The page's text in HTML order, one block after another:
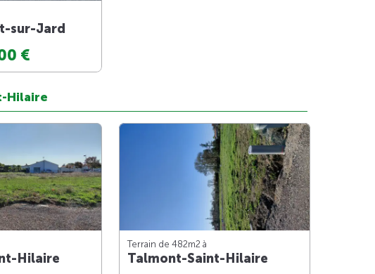
sur-Jard
€
Hilaire
Hilaire
Terrain de 482m2 à
Talmont-Saint-Hilaire